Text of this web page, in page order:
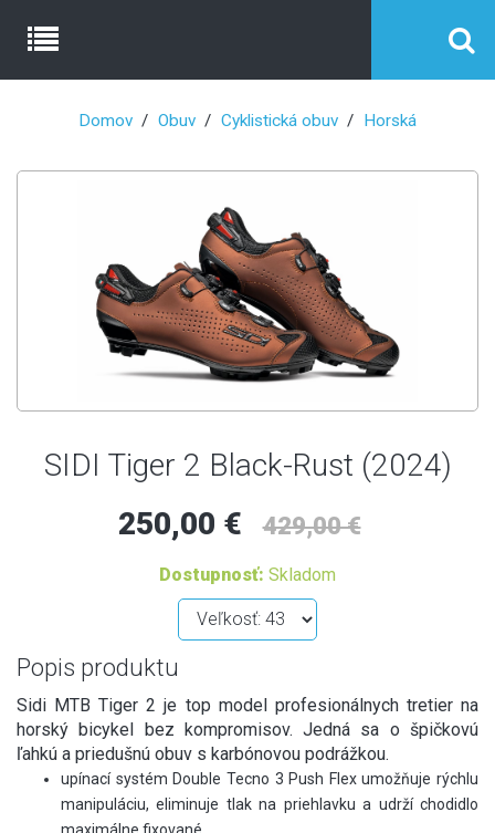
Domov Obuv Cyklistická obuv Horská
SIDI Tiger 2 Black-Rust (2024)
250,00 €
429,00 €
Dostupnosť: Skladom
Popis produktu
Sidi MTB Tiger 2 je top model profesionálnych tretier na
horský bicykel bez kompromisov. Jedná sa o špičkovú
ľahkú a priedušnú obuv s karbónovou podrážkou.
upínací systém Double Tecno 3 Push Flex umožňuje rýchlu
manipuláciu, eliminuje tlak na priehlavku a udrží chodidlo
maximálne fixované